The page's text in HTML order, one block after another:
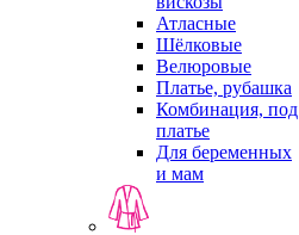
Атласные
Шёлковые
Велюровые
Платье, рубашка
Комбинация, под
платье
Для беременных
и мам